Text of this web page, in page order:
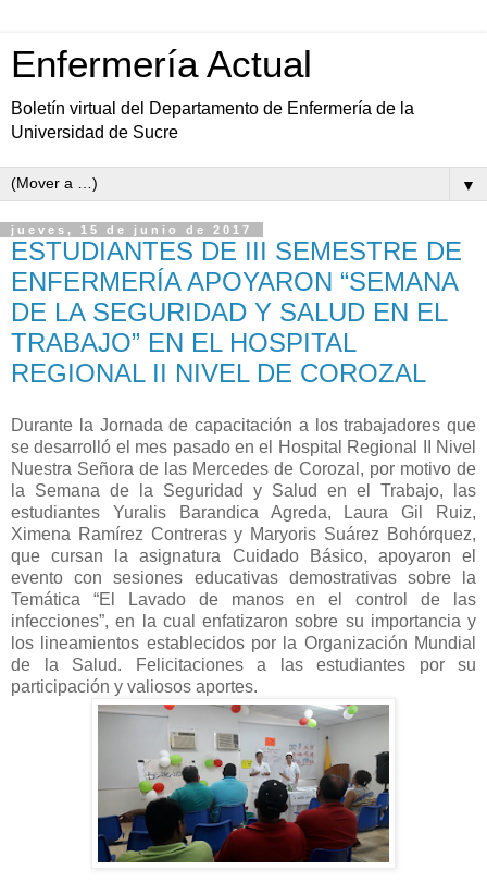
Enfermería Actual
Boletín virtual del Departamento de Enfermería de la
Universidad de Sucre
▼
jueves, 15 de junio de 2017
ESTUDIANTES DE III SEMESTRE DE
ENFERMERÍA APOYARON “SEMANA
DE LA SEGURIDAD Y SALUD EN EL
TRABAJO” EN EL HOSPITAL
REGIONAL II NIVEL DE COROZAL
Durante la Jornada de capacitación a los trabajadores que
se desarrolló el mes pasado en el Hospital Regional II Nivel
Nuestra Señora de las Mercedes de Corozal, por motivo de
la Semana de la Seguridad y Salud en el Trabajo, las
estudiantes Yuralis Barandica Agreda, Laura Gil Ruiz,
Ximena Ramírez Contreras y Maryoris Suárez Bohórquez,
que cursan la asignatura Cuidado Básico, apoyaron el
evento con sesiones educativas demostrativas sobre la
Temática “El Lavado de manos en el control de las
infecciones”, en la cual enfatizaron sobre su importancia y
los lineamientos establecidos por la Organización Mundial
de la Salud. Felicitaciones a las estudiantes por su
participación y valiosos aportes.